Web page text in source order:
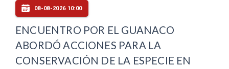
08-08-2026 10:00
ENCUENTRO POR EL GUANACO
ABORDÓ ACCIONES PARA LA
CONSERVACIÓN DE LA ESPECIE EN